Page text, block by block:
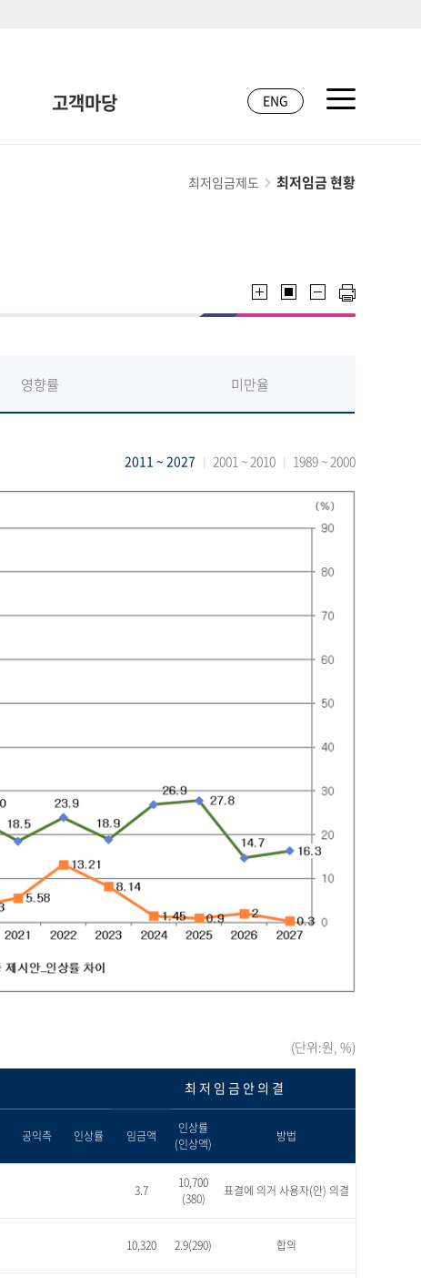
고객마당 ENG
최저임금제도 최저임금 현황
영향률 미만율
2011 ~ 2027 2001 ~ 2010 1989 ~ 2000
(단위:원, %)
최 저 임 금 안 의 결
공익측 인상률 임금액
인상률
(인상액)
방법
3.7
10,700
(380)
표결에 의거 사용자(안) 의결
10,320 2.9(290) 합의